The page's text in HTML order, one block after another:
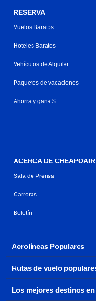
RESERVA
Vuelos Baratos
Hoteles Baratos
Vehículos de Alquiler
Paquetes de vacaciones
Ahorra y gana $
ACERCA DE CHEAPOAIR
Sala de Prensa
Carreras
Boletín
Aerolíneas Populares
Explora nuestras
aerolínea, con más de
Aeromexico
Rutas de vuelo
Reserva una de
Los mejores destinos en